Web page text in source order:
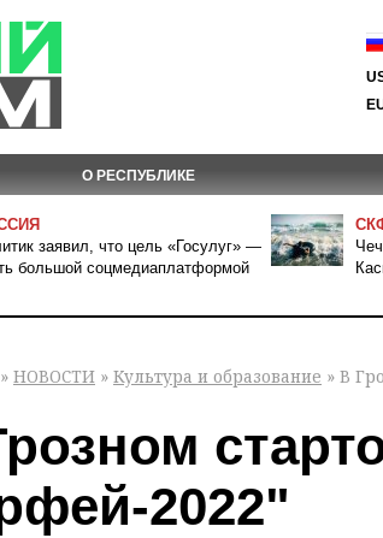
О РЕСПУБЛИКЕ
заявил, что цель «Госулуг» —
большой соцмедиаплатформой
» НОВОСТИ » Культура и образование » В
2022"